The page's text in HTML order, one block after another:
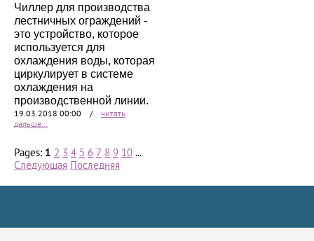
Чиллер для производства
лестничных ограждений -
это устройство, которое
используется для
охлаждения воды, которая
циркулирует в системе
охлаждения на
производственной линии.
19.03.2018 00:00 /
читать
дальше...
Pages: 1 2 3 4 5 6 7 8 9 10 ...
Следующая Последняя